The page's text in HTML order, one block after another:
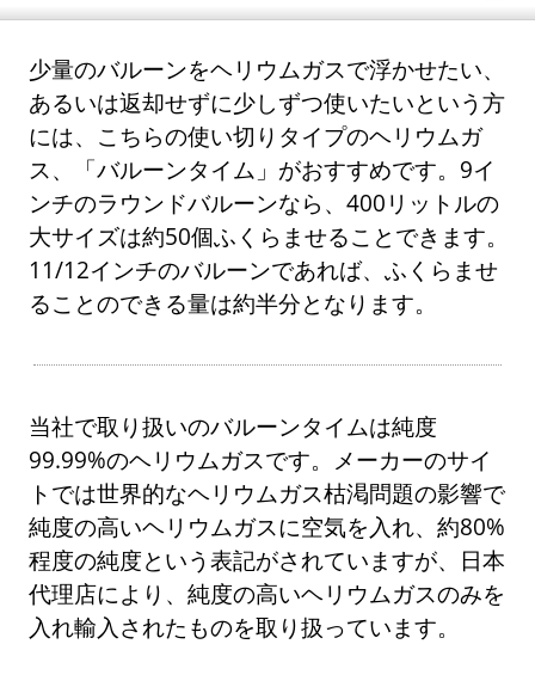
少量のバルーンをヘリウムガスで浮かせたい、
あるいは返却せずに少しずつ使いたいという方
には、こちらの使い切りタイプのヘリウムガ
ス、「バルーンタイム」がおすすめです。9イ
ンチのラウンドバルーンなら、400リットルの
大サイズは約50個ふくらませることできます。
11/12インチのバルーンであれば、ふくらませ
ることのできる量は約半分となります。
当社で取り扱いのバルーンタイムは純度
99.99%のヘリウムガスです。メーカーのサイ
トでは世界的なヘリウムガス枯渇問題の影響で
純度の高いヘリウムガスに空気を入れ、約80%
程度の純度という表記がされていますが、日本
代理店により、純度の高いヘリウムガスのみを
入れ輸入されたものを取り扱っています。